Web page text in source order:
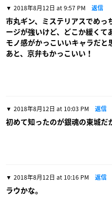
2018年8月12日 at 9:57 PM 返信
市丸ギン、ミステリアスでめっ
ージが強いけど、どこか緩くて
モノ感がかっこいいキャラだと
あと、京弁もかっこいい！
2018年8月12日 at 10:03 PM 返信
初めて知ったのが銀魂の東城だ
2018年8月12日 at 10:16 PM 返信
ラウかな。